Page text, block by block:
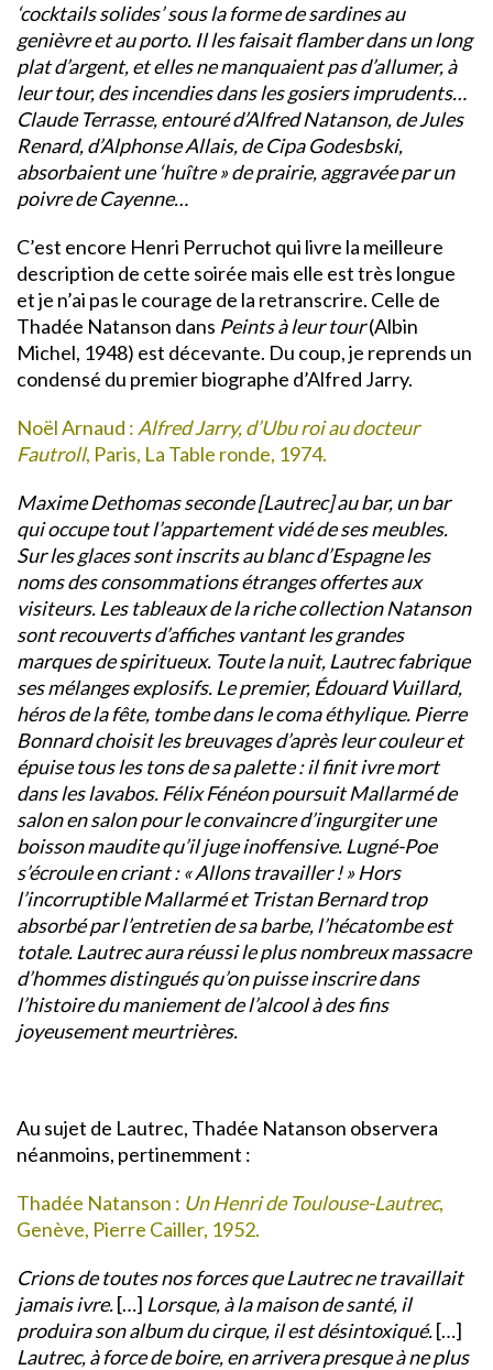
‘cocktails solides’ sous la forme de sardines au
genièvre et au porto. Il les faisait flamber dans un long
plat d’argent, et elles ne manquaient pas d’allumer, à
leur tour, des incendies dans les gosiers imprudents…
Claude Terrasse, entouré d’Alfred Natanson, de Jules
Renard, d’Alphonse Allais, de Cipa Godesbski,
absorbaient une ‘huître » de prairie, aggravée par un
poivre de Cayenne…
C’est encore Henri Perruchot qui livre la meilleure
description de cette soirée mais elle est très longue
et je n’ai pas le courage de la retranscrire. Celle de
Thadée Natanson dans Peints à leur tour(Albin
Michel, 1948) est décevante. Du coup, je reprends un
condensé du premier biographe d’Alfred Jarry.
Noël Arnaud : Alfred Jarry, d’Ubu roi au docteur
Fautroll, Paris, La Table ronde, 1974.
Maxime Dethomas seconde [Lautrec] au bar, un bar
qui occupe tout l’appartement vidé de ses meubles.
Sur les glaces sont inscrits au blanc d’Espagne les
noms des consommations étranges offertes aux
visiteurs. Les tableaux de la riche collection Natanson
sont recouverts d’affiches vantant les grandes
marques de spiritueux. Toute la nuit, Lautrec fabrique
ses mélanges explosifs. Le premier, Édouard Vuillard,
héros de la fête, tombe dans le coma éthylique. Pierre
Bonnard choisit les breuvages d’après leur couleur et
épuise tous les tons de sa palette : il finit ivre mort
dans les lavabos. Félix Fénéon poursuit Mallarmé de
salon en salon pour le convaincre d’ingurgiter une
boisson maudite qu’il juge inoffensive. Lugné-Poe
s’écroule en criant : « Allons travailler ! » Hors
l’incorruptible Mallarmé et Tristan Bernard trop
absorbé par l’entretien de sa barbe, l’hécatombe est
totale. Lautrec aura réussi le plus nombreux massacre
d’hommes distingués qu’on puisse inscrire dans
l’histoire du maniement de l’alcool à des fins
joyeusement meurtrières.
Au sujet de Lautrec, Thadée Natanson observera
néanmoins, pertinemment :
Thadée Natanson : Un Henri de Toulouse-Lautrec,
Genève, Pierre Cailler, 1952.
Crions de toutes nos forces que Lautrec ne travaillait
jamais ivre.[…] Lorsque, à la maison de santé, il
produira son album du cirque, il est désintoxiqué.[…]
Lautrec, à force de boire, en arrivera presque à ne plus